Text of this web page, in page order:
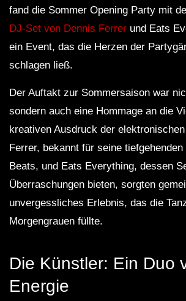
fand die Sommer Opening Party mit
DJ-Set von Dennis Ferrer und Eats
ein Event, das die Herzen der
schlagen ließ.
Der Auftakt zur Sommersaison war
sondern auch eine Hommage an die
kreativen Ausdruck der
Ferrer, bekannt für seine
Beats, und Eats Everything, dessen
Überraschungen bieten, sorgten
unvergessliches Erlebnis, das die
Morgengrauen füllte.
Die Künstler: Ein Duo
Energie